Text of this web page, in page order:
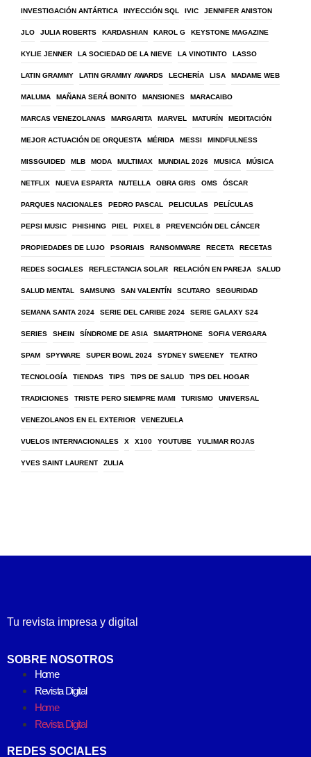
INVESTIGACIÓN ANTÁRTICA INYECCIÓN SQL IVIC JENNIFER ANISTON
JLO JULIA ROBERTS KARDASHIAN KAROL G KEYSTONE MAGAZINE
KYLIE JENNER LA SOCIEDAD DE LA NIEVE LA VINOTINTO LASSO
LATIN GRAMMY LATIN GRAMMY AWARDS LECHERÍA LISA MADAME WEB
MALUMA MAÑANA SERÁ BONITO MANSIONES MARACAIBO
MARCAS VENEZOLANAS MARGARITA MARVEL MATURÍN MEDITACIÓN
MEJOR ACTUACIÓN DE ORQUESTA MÉRIDA MESSI MINDFULNESS
MISSGUIDED MLB MODA MULTIMAX MUNDIAL 2026 MUSICA MÚSICA
NETFLIX NUEVA ESPARTA NUTELLA OBRA GRIS OMS ÓSCAR
PARQUES NACIONALES PEDRO PASCAL PELICULAS PELÍCULAS
PEPSI MUSIC PHISHING PIEL PIXEL 8 PREVENCIÓN DEL CÁNCER
PROPIEDADES DE LUJO PSORIAIS RANSOMWARE RECETA RECETAS
REDES SOCIALES REFLECTANCIA SOLAR RELACIÓN EN PAREJA SALUD
SALUD MENTAL SAMSUNG SAN VALENTÍN SCUTARO SEGURIDAD
SEMANA SANTA 2024 SERIE DEL CARIBE 2024 SERIE GALAXY S24
SERIES SHEIN SÍNDROME DE ASIA SMARTPHONE SOFIA VERGARA
SPAM SPYWARE SUPER BOWL 2024 SYDNEY SWEENEY TEATRO
TECNOLOGÍA TIENDAS TIPS TIPS DE SALUD TIPS DEL HOGAR
TRADICIONES TRISTE PERO SIEMPRE MAMI TURISMO UNIVERSAL
VENEZOLANOS EN EL EXTERIOR VENEZUELA
VUELOS INTERNACIONALES X X100 YOUTUBE YULIMAR ROJAS
YVES SAINT LAURENT ZULIA
Tu revista impresa y digital
SOBRE NOSOTROS
Home
Revista Digital
Home
Revista Digital
REDES SOCIALES